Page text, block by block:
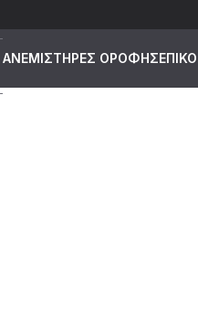
ΑΝΕΜΙΣΤΗΡΕΣ ΟΡΟΦΗΣ